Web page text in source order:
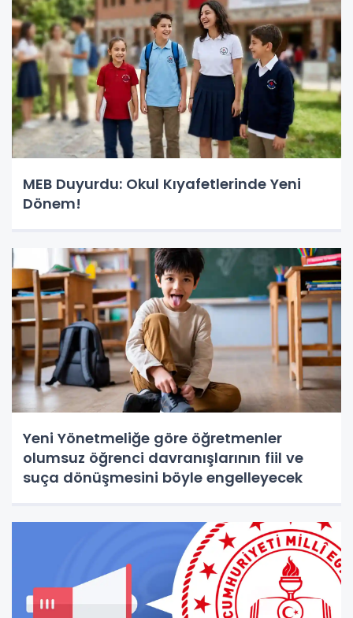
MEB Duyurdu: Okul Kıyafetlerinde Yeni
Dönem!
Yeni Yönetmeliğe göre öğretmenler
olumsuz öğrenci davranışlarının fiil ve
suça dönüşmesini böyle engelleyecek